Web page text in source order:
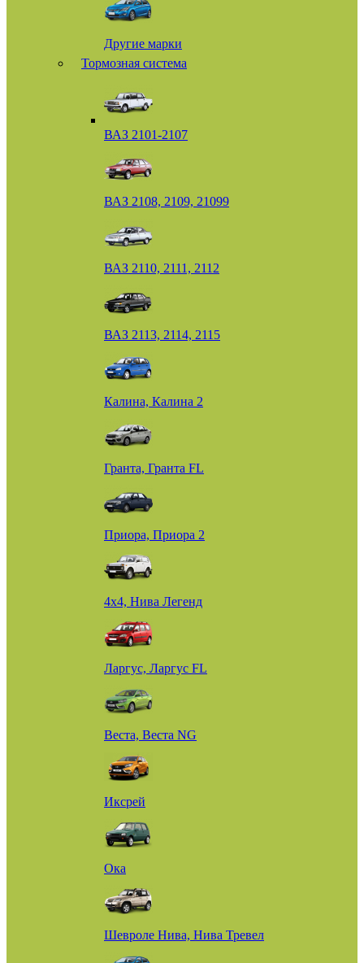
Другие марки
Тормозная система
ВАЗ 2101-2107
ВАЗ 2108, 2109, 21099
ВАЗ 2110, 2111, 2112
ВАЗ 2113, 2114, 2115
Калина, Калина 2
Гранта, Гранта FL
Приора, Приора 2
4х4, Нива Легенд
Ларгус, Ларгус FL
Веста, Веста NG
Иксрей
Ока
Шевроле Нива, Нива Тревел